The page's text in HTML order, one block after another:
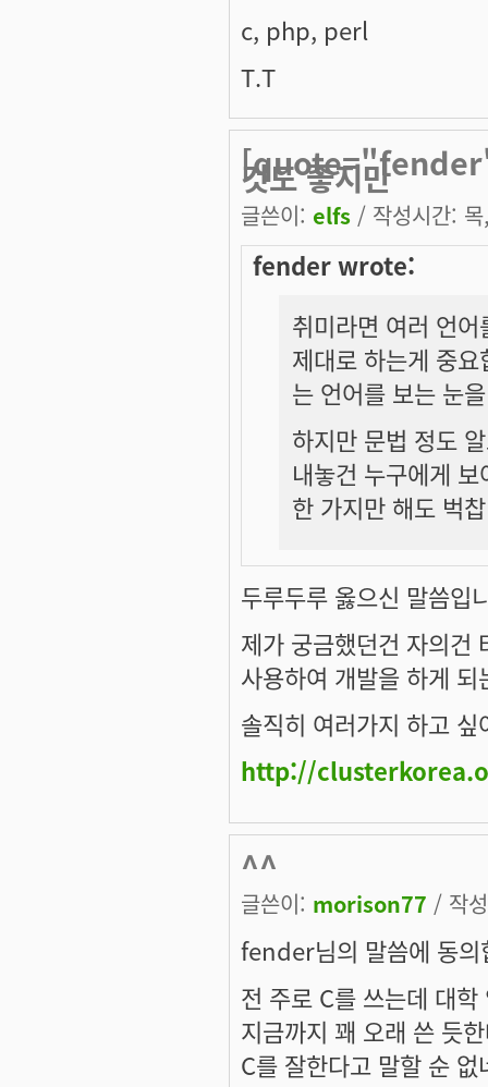
c, php, perl
T.T
[quote="fender"]
것도 좋지만
글쓴이: elfs / 작성시간:
fender wrote:
취미라면 여러 언
제대로 하는게 중
는 언어를 보는 눈
하지만 문법 정도
내놓건 누구에게
한 가지만 해도 벅
두루두루 옳으신 말씀입
제가 궁금했던건 자의건
사용하여 개발을 하게
솔직히 여러가지 하고
http://
^^
글쓴이: morison77 / 작
fender님의 말씀에 동의
전 주로 C를 쓰는데 대학
지금까지 꽤 오래 쓴 듯
C를 잘한다고 말할 순 없